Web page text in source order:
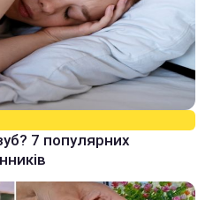
7 популярних